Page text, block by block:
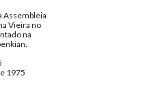
Assembleia
Vieira no
na
1975